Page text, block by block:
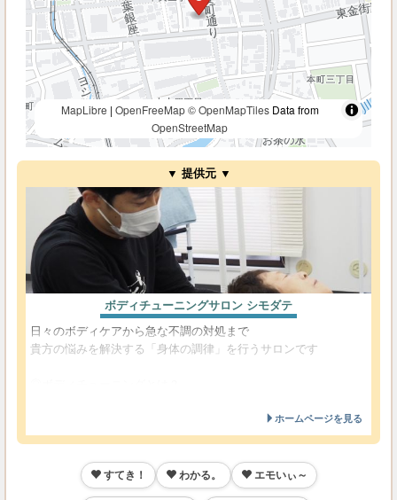
MapLibre | OpenFreeMap © OpenMapTilesData from
OpenStreetMap
▼ 提供元 ▼
ボディチューニングサロン シモダテ
日々のボディケアから急な不調の対処まで
貴方の悩みを解決する「身体の調律」を行うサロンです
ホームページを見る
すてき！ わかる。 エモいぃ～